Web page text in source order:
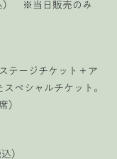
） ※当日販売のみ
テージチケット＋ア
ペシャルチケット。
）